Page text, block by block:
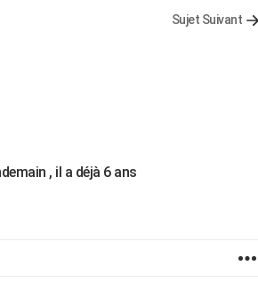
Sujet Suivant
, il a déjà 6 ans